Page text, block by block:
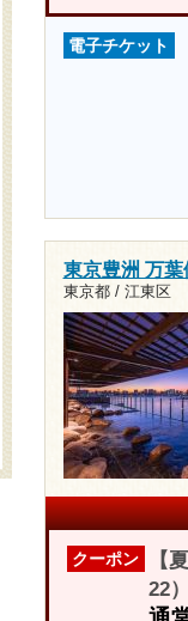
電子チケット
東京豊洲 万葉
東京都 / 江東区
クーポン
【
22）